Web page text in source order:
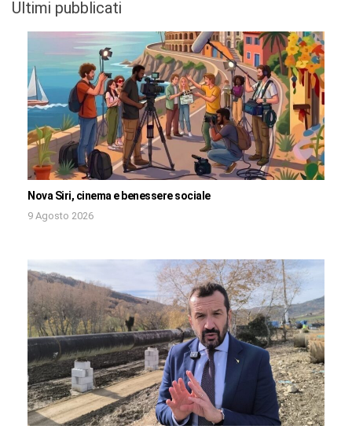
Ultimi pubblicati
Nova Siri, cinema e benessere sociale
9 Agosto 2026